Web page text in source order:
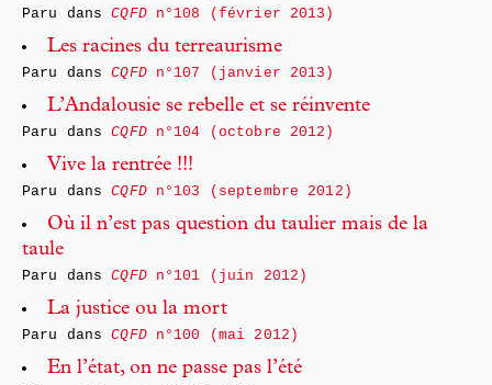
Paru dansCQFDn°108 (février 2013)
Les racines du terreaurisme
Paru dansCQFDn°107 (janvier 2013)
L’Andalousie se rebelle et se réinvente
Paru dansCQFDn°104 (octobre 2012)
Vive la rentrée !!!
Paru dansCQFDn°103 (septembre 2012)
Où il n’est pas question du taulier mais de la
taule
Paru dansCQFDn°101 (juin 2012)
La justice ou la mort
Paru dansCQFDn°100 (mai 2012)
En l’état, on ne passe pas l’été